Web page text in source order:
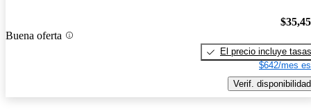
Buena oferta
El precio incluye tasas
$642/mes
Verif. disponibilidad